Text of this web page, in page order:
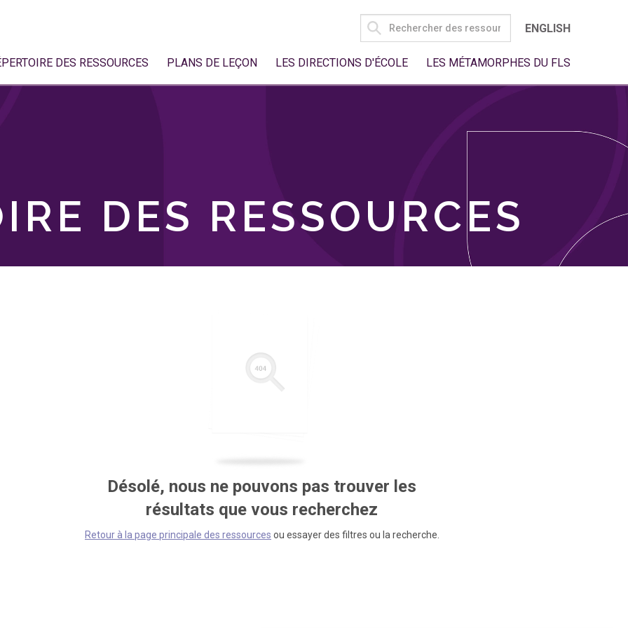
SEARCH
FOR:
ENGLISH
DES RESSOURCES PLANS DE LEÇON LES DIRECTIONS D'ÉCOLE LES MÉTAMORPHES DU FLS
DES RESSOURCES
Désolé, nous ne pouvons pas trouver les
résultats que vous recherchez
Retour à la page principale des ressources ou essayer des filtres ou la recherche.